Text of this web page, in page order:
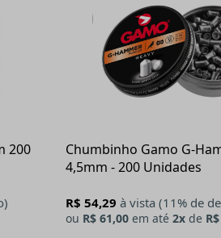
200
Chumbinho Gamo G-
4,5mm - 200 Unidades
R$ 54,29 à vista (11% de
ou R$ 61,00 em até 2x de